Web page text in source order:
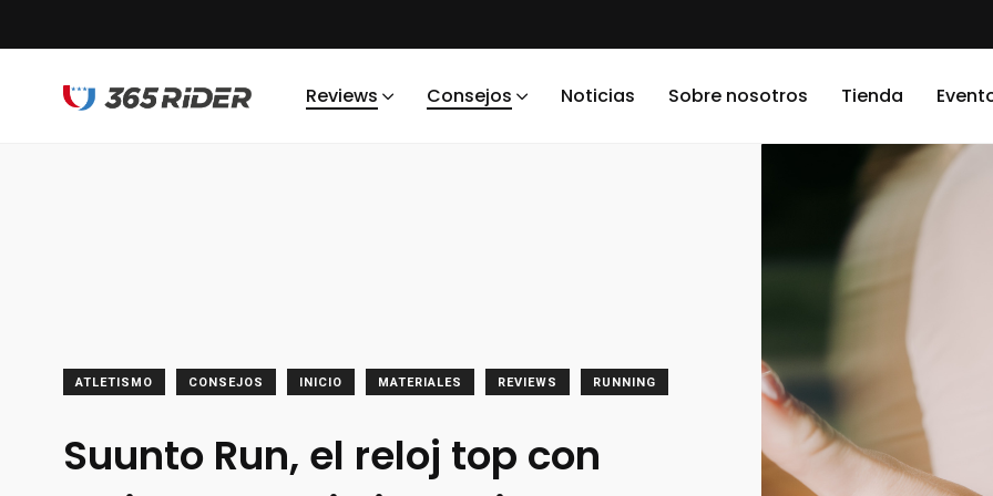
Reviews Consejos Noticias Sobre nosotros Tienda
ATLETISMO CONSEJOS INICIO MATERIALES REVIEWS RUNNING
Suunto Run, el reloj top con